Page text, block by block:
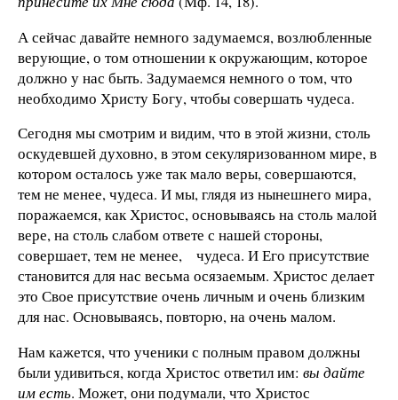
А сейчас давайте немного задумаемся, возлюбленные
верующие, о том отношении к окружающим, которое
должно у нас быть. Задумаемся немного о том, что
необходимо Христу Богу, чтобы совершать чудеса.
Сегодня мы смотрим и видим, что в этой жизни, столь
оскудевшей духовно, в этом секуляризованном мире, в
котором осталось уже так мало веры, совершаются,
тем не менее, чудеса. И мы, глядя из нынешнего мира,
поражаемся, как Христос, основываясь на столь малой
вере, на столь слабом ответе с нашей стороны,
совершает, тем не менее, чудеса. И Его присутствие
становится для нас весьма осязаемым. Христос делает
это Свое присутствие очень личным и очень близким
для нас. Основываясь, повторю, на очень малом.
Нам кажется, что ученики с полным правом должны
были удивиться, когда Христос ответил им: вы дайте
им есть. Может, они подумали, что Христос